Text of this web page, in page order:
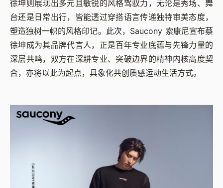
徐坤则展现出多元且敏锐的风格驾驭力，无论是秀场、舞
台还是日常出行，皆能透过穿搭语言传递独特审美态度，
塑造独树一帜的风格印记。此次，Saucony 索康尼宣布蔡
徐坤成为其品牌代言人，正是百年专业底蕴与先锋力量的
深层共鸣，双方在深耕专业、突破边界的精神内核高度契
合，亦将以此为起点，具象化共创质感运动生活方式。